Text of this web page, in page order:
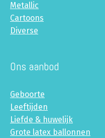
Metallic
Cartoons
Diverse
Ons aanbod
Geboorte
Leeftijden
Liefde & huwelijk
Grote latex ballonnen